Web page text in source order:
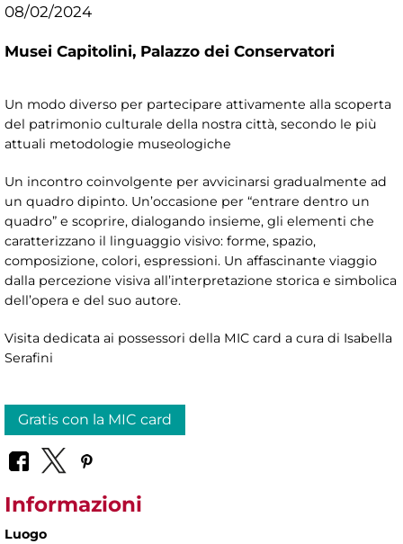
08/02/2024
Musei Capitolini, Palazzo dei Conservatori
Un modo diverso per partecipare attivamente alla scoperta
del patrimonio culturale della nostra città, secondo le più
attuali metodologie museologiche
Un incontro coinvolgente per avvicinarsi gradualmente ad
un quadro dipinto. Un’occasione per “entrare dentro un
quadro” e scoprire, dialogando insieme, gli elementi che
caratterizzano il linguaggio visivo: forme, spazio,
composizione, colori, espressioni. Un affascinante viaggio
dalla percezione visiva all’interpretazione storica e simbolica
dell’opera e del suo autore.
Visita dedicata ai possessori della MIC card a cura di Isabella
Serafini
Gratis con la MIC card
Informazioni
Luogo